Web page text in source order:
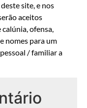
site, e nos
aceitos
ofensa,
nomes para um
/ familiar a